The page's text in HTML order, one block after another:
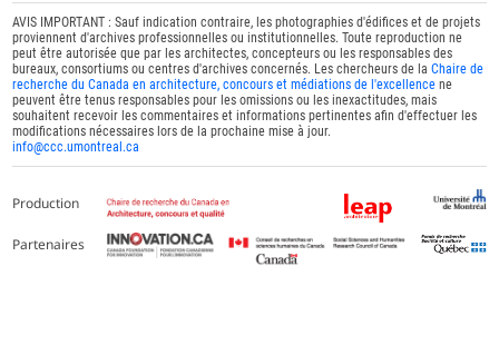
AVIS IMPORTANT : Sauf indication contraire, les photographies d'édifices et de projets
proviennent d'archives professionnelles ou institutionnelles. Toute reproduction ne
peut être autorisée que par les architectes, concepteurs ou les responsables des
bureaux, consortiums ou centres d'archives concernés. Les chercheurs de laChaire de
recherche du Canada en architecture, concours et médiations de l'excellence ne
peuvent être tenus responsables pour les omissions ou les inexactitudes, mais
souhaitent recevoir les commentaires et informations pertinentes afin d'effectuer les
modifications nécessaires lors de la prochaine mise à jour.
info@ccc.umontreal.ca
Production
Partenaires